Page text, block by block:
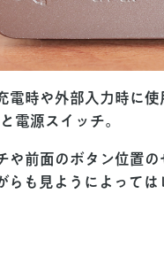
電時や外部入力時に使
電源スイッチ。
や前面のボタン位置の
らも見ようによっては